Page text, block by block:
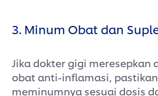
3. Minum Obat dan
Jika dokter gigi
obat anti-inflamasi,
meminumnya sesuai dosis